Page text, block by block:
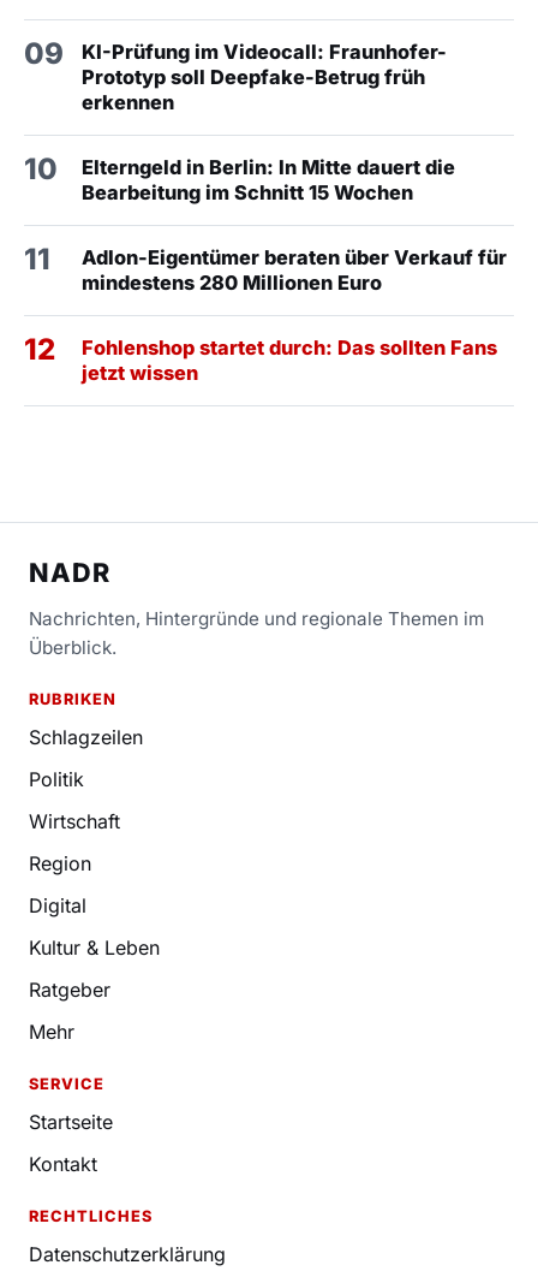
09
KI-Prüfung im Videocall: Fraunhofer-
Prototyp soll Deepfake-Betrug früh
erkennen
10
Elterngeld in Berlin: In Mitte dauert die
Bearbeitung im Schnitt 15 Wochen
11
Adlon-Eigentümer beraten über Verkauf für
mindestens 280 Millionen Euro
12
Fohlenshop startet durch: Das sollten Fans
jetzt wissen
NADR
Nachrichten, Hintergründe und regionale Themen im
Überblick.
RUBRIKEN
Schlagzeilen
Politik
Wirtschaft
Region
Digital
Kultur & Leben
Ratgeber
Mehr
SERVICE
Startseite
Kontakt
RECHTLICHES
Datenschutzerklärung